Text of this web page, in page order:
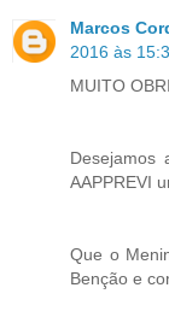
Marcos
2016 às
MUITO
AAPPREVI
Que o
Benção e